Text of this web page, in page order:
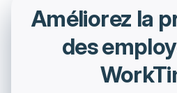
Améliorez la
des